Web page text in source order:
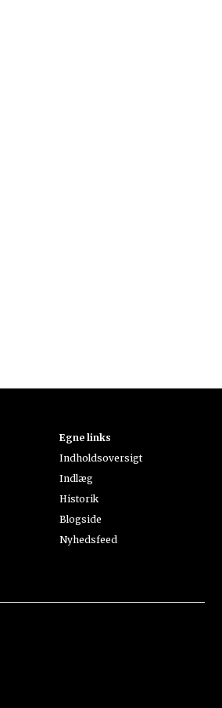
Egne links
Indholdsoversigt
Indlæg
Historik
Blogside
Nyhedsfeed